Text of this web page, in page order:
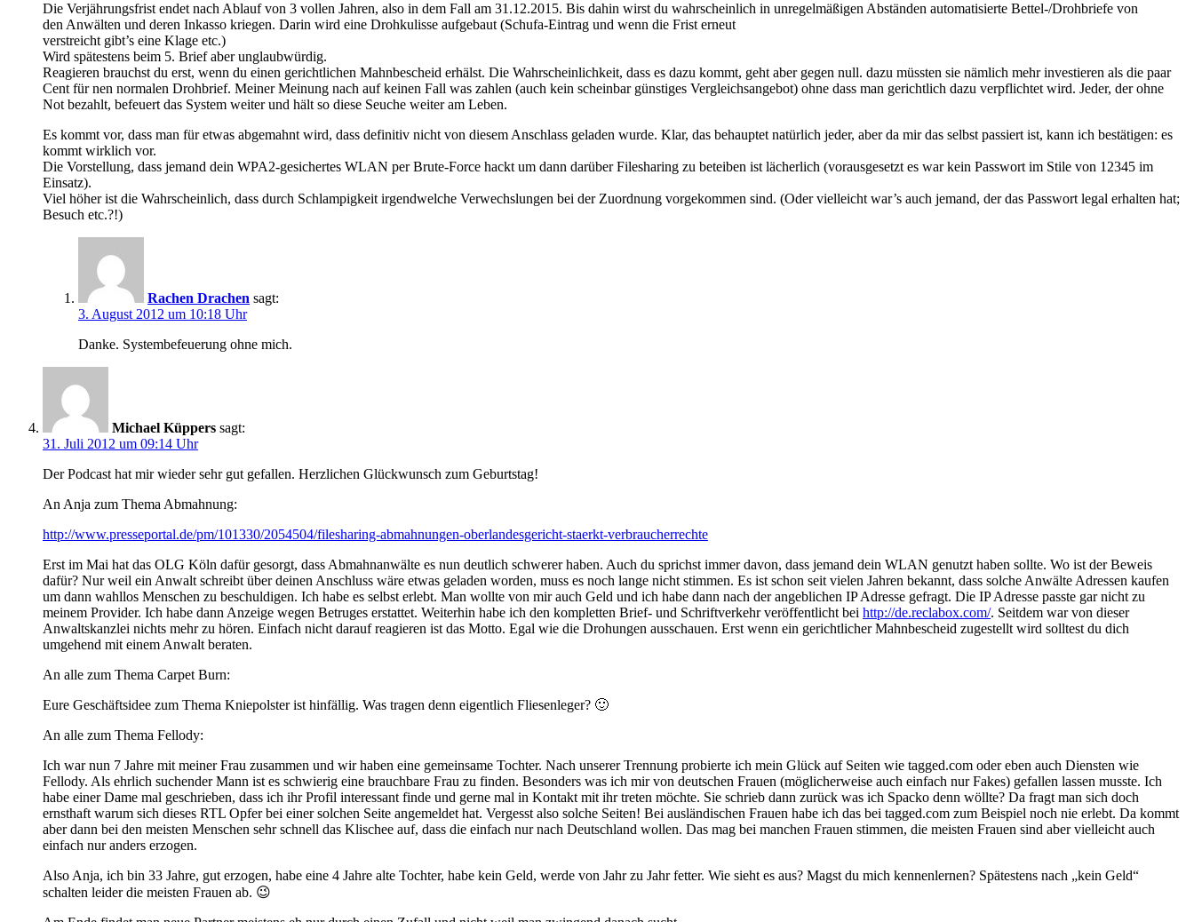
Die Verjährungsfrist endet nach Ablauf von 3 vollen Jahren, also in dem Fall am 31.12.2015. Bis dahin wirst du wahrscheinlich in unregelmäßigen Abständen automatisierte Bettel-/Drohbriefe von
den Anwälten und deren Inkasso kriegen. Darin wird eine Drohkulisse aufgebaut (Schufa-Eintrag und wenn die Frist erneut
verstreicht gibt’s eine Klage etc.)
Wird spätestens beim 5. Brief aber unglaubwürdig.
Reagieren brauchst du erst, wenn du einen gerichtlichen Mahnbescheid erhälst. Die Wahrscheinlichkeit, dass es dazu kommt, geht aber gegen null. dazu müssten sie nämlich mehr investieren als die paar
Cent für nen normalen Drohbrief. Meiner Meinung nach auf keinen Fall was zahlen (auch kein scheinbar günstiges Vergleichsangebot) ohne dass man gerichtlich dazu verpflichtet wird. Jeder, der ohne
Not bezahlt, befeuert das System weiter und hält so diese Seuche weiter am Leben.
Es kommt vor, dass man für etwas abgemahnt wird, dass definitiv nicht von diesem Anschlass geladen wurde. Klar, das behauptet natürlich jeder, aber da mir das selbst passiert ist, kann ich bestätigen: es
kommt wirklich vor.
Die Vorstellung, dass jemand dein WPA2-gesichertes WLAN per Brute-Force hackt um dann darüber Filesharing zu beteiben ist lächerlich (vorausgesetzt es war kein Passwort im Stile von 12345 im
Einsatz).
Viel höher ist die Wahrscheinlich, dass durch Schlampigkeit irgendwelche Verwechslungen bei der Zuordnung vorgekommen sind. (Oder vielleicht war’s auch jemand, der das Passwort legal erhalten hat;
Besuch etc.?!)
Rachen Drachen sagt:
3. August 2012 um 10:18 Uhr
Danke. Systembefeuerung ohne mich.
Michael Küppers sagt:
31. Juli 2012 um 09:14 Uhr
Der Podcast hat mir wieder sehr gut gefallen. Herzlichen Glückwunsch zum Geburtstag!
An Anja zum Thema Abmahnung:
http://www.presseportal.de/pm/101330/2054504/filesharing-abmahnungen-oberlandesgericht-staerkt-verbraucherrechte
Erst im Mai hat das OLG Köln dafür gesorgt, dass Abmahnanwälte es nun deutlich schwerer haben. Auch du sprichst immer davon, dass jemand dein WLAN genutzt haben sollte. Wo ist der Beweis
dafür? Nur weil ein Anwalt schreibt über deinen Anschluss wäre etwas geladen worden, muss es noch lange nicht stimmen. Es ist schon seit vielen Jahren bekannt, dass solche Anwälte Adressen kaufen
um dann wahllos Menschen zu beschuldigen. Ich habe es selbst erlebt. Man wollte von mir auch Geld und ich habe dann nach der angeblichen IP Adresse gefragt. Die IP Adresse passte gar nicht zu
meinem Provider. Ich habe dann Anzeige wegen Betruges erstattet. Weiterhin habe ich den kompletten Brief- und Schriftverkehr veröffentlicht bei http://de.reclabox.com/. Seitdem war von dieser
Anwaltskanzlei nichts mehr zu hören. Einfach nicht darauf reagieren ist das Motto. Egal wie die Drohungen ausschauen. Erst wenn ein gerichtlicher Mahnbescheid zugestellt wird solltest du dich
umgehend mit einem Anwalt beraten.
An alle zum Thema Carpet Burn:
Eure Geschäftsidee zum Thema Kniepolster ist hinfällig. Was tragen denn eigentlich Fliesenleger? 🙂
An alle zum Thema Fellody:
Ich war nun 7 Jahre mit meiner Frau zusammen und wir haben eine gemeinsame Tochter. Nach unserer Trennung probierte ich mein Glück auf Seiten wie tagged.com oder eben auch Diensten wie
Fellody. Als ehrlich suchender Mann ist es schwierig eine brauchbare Frau zu finden. Besonders was ich mir von deutschen Frauen (möglicherweise auch einfach nur Fakes) gefallen lassen musste. Ich
habe einer Dame mal geschrieben, dass ich ihr Profil interessant finde und gerne mal in Kontakt mit ihr treten möchte. Sie schrieb dann zurück was ich Spacko denn wöllte? Da fragt man sich doch
ernsthaft warum sich dieses RTL Opfer bei einer solchen Seite angemeldet hat. Vergesst also solche Seiten! Bei ausländischen Frauen habe ich das bei tagged.com zum Beispiel noch nie erlebt. Da kommt
aber dann bei den meisten Menschen sehr schnell das Klischee auf, dass die einfach nur nach Deutschland wollen. Das mag bei manchen Frauen stimmen, die meisten Frauen sind aber vielleicht auch
einfach nur anders erzogen.
Also Anja, ich bin 33 Jahre, gut erzogen, habe eine 4 Jahre alte Tochter, habe kein Geld, werde von Jahr zu Jahr fetter. Wie sieht es aus? Magst du mich kennenlernen? Spätestens nach „kein Geld“
schalten leider die meisten Frauen ab. 😉